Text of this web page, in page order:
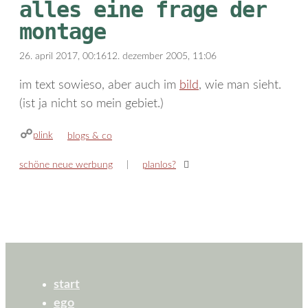
alles eine frage der
montage
26. april 2017, 00:1612. dezember 2005, 11:06
im text sowieso, aber auch im bild, wie man sieht.
(ist ja nicht so mein gebiet.)
plink kategorien
blogs & co
schöne neue werbung planlos?
start
ego